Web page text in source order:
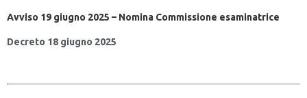
Avviso 19 giugno 2025 – Nomina Commissione esaminatrice
Decreto 18 giugno 2025